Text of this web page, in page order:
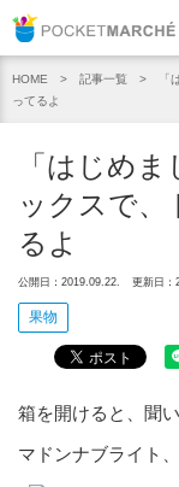
HOME 記事一覧
「
ってるよ
「はじめ
ックスで、
るよ
公開日：2019.09.22. 更新日：
果物
箱を開けると、聞
マドンナブライト